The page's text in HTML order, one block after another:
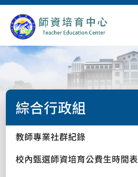
綜合行政組
教師專業社群紀錄
校內甄選師資培育公費生時間表